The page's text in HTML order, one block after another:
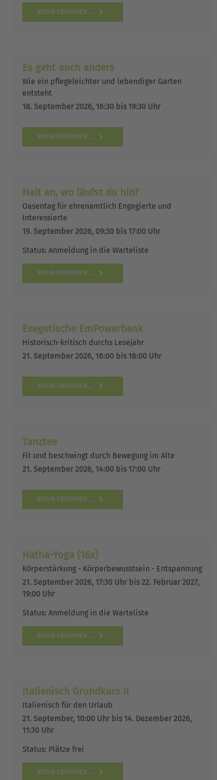
MEHR ERFAHREN...
Es geht auch anders
Wie ein pflegeleichter und lebendiger Garten
entsteht
18. September 2026, 16:30 bis 19:30 Uhr
MEHR ERFAHREN...
Halt an, wo läufst du hin?
Oasentag für ehrenamtlich Engagierte und
Interessierte
19. September 2026, 09:30 bis 17:00 Uhr
Status: Anmeldung in die Warteliste
MEHR ERFAHREN...
Exegetische EmPowerbank
Historisch-kritisch durchs Lesejahr
21. September 2026, 16:00 bis 18:00 Uhr
MEHR ERFAHREN...
Tanztee
Fit und beschwingt durch Bewegung im Alte
21. September 2026, 14:00 bis 17:00 Uhr
MEHR ERFAHREN...
Hatha-Yoga (16x)
Körperstärkung - Körperbewusstsein - Entspannung
21. September 2026, 17:30 Uhr bis 22. Februar 2027,
19:00 Uhr
Status: Anmeldung in die Warteliste
MEHR ERFAHREN...
Italienisch Grundkurs II
Italienisch für den Urlaub
21. September, 10:00 Uhr bis 14. Dezember 2026,
11:30 Uhr
Status: Plätze frei
MEHR ERFAHREN...